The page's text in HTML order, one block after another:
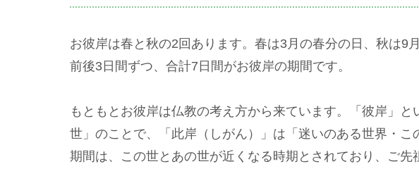
お彼岸は春と秋の2回あります。春は3月の春分の日、秋は9
前後3日間ずつ、合計7日間がお彼岸の期間です。
もともとお彼岸は仏教の考え方から来ています。「彼岸」
世」のことで、「此岸（しがん）」は「迷いのある世界・
期間は、この世とあの世が近くなる時期とされており、ご先